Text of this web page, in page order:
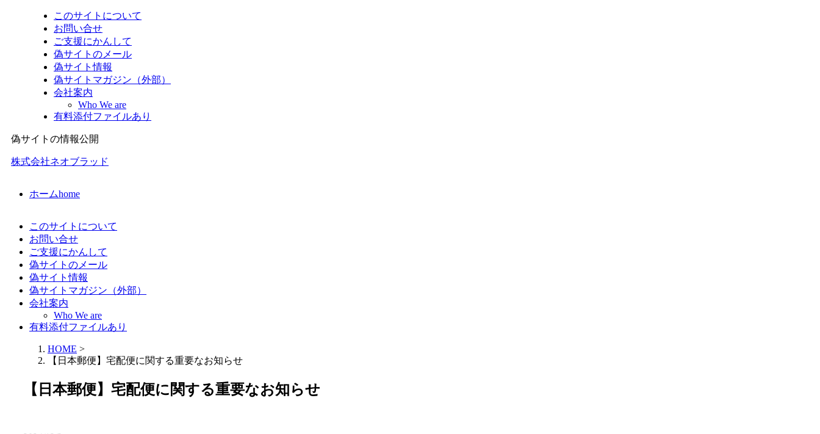
このサイトについて
お問い合せ
ご支援にかんして
偽サイトのメール
偽サイト情報
偽サイトマガジン（外部）
会社案内
Who We are
有料添付ファイルあり
偽サイトの情報公開
株式会社ネオブラッド
ホームhome
このサイトについて
お問い合せ
ご支援にかんして
偽サイトのメール
偽サイト情報
偽サイトマガジン（外部）
会社案内
Who We are
有料添付ファイルあり
HOME >
【日本郵便】宅配便に関する重要なお知らせ
【日本郵便】宅配便に関する重要なお知らせ